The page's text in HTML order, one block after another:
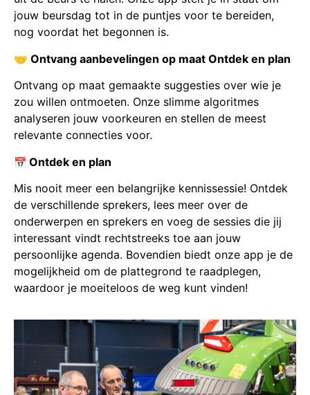
jouw beursdag tot in de puntjes voor te bereiden,
nog voordat het begonnen is.
🤝 Ontvang aanbevelingen op maat Ontdek en plan
Ontvang op maat gemaakte suggesties over wie je
zou willen ontmoeten. Onze slimme algoritmes
analyseren jouw voorkeuren en stellen de meest
relevante connecties voor.
📅 Ontdek en plan
Mis nooit meer een belangrijke kennissessie! Ontdek
de verschillende sprekers, lees meer over de
onderwerpen en sprekers en voeg de sessies die jij
interessant vindt rechtstreeks toe aan jouw
persoonlijke agenda. Bovendien biedt onze app je de
mogelijkheid om de plattegrond te raadplegen,
waardoor je moeiteloos de weg kunt vinden!